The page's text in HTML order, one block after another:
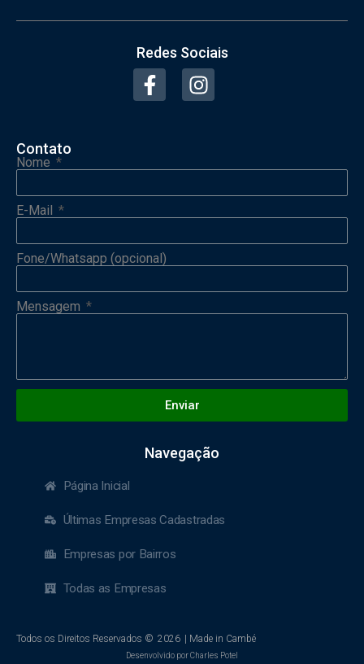
Redes Sociais
Contato
Nome
E-Mail
Fone/Whatsapp (opcional)
Mensagem
Enviar
Navegação
Página Inicial
Últimas Empresas Cadastradas
Empresas por Bairros
Todas as Empresas
Todos os Direitos Reservados © 2026 | Made in Cambé
Desenvolvido por Charles Potel